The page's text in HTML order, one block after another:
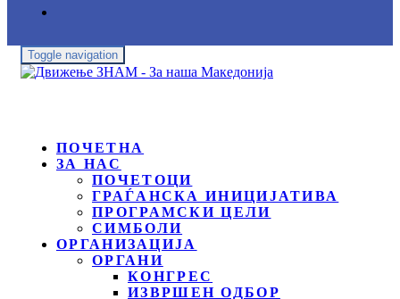
Toggle navigation
ПОЧЕТНА
ЗА НАС
ПОЧЕТОЦИ
ГРАЃАНСКА ИНИЦИЈАТИВА
ПРОГРАМСКИ ЦЕЛИ
СИМБОЛИ
ОРГАНИЗАЦИЈА
ОРГАНИ
КОНГРЕС
ИЗВРШЕН ОДБОР